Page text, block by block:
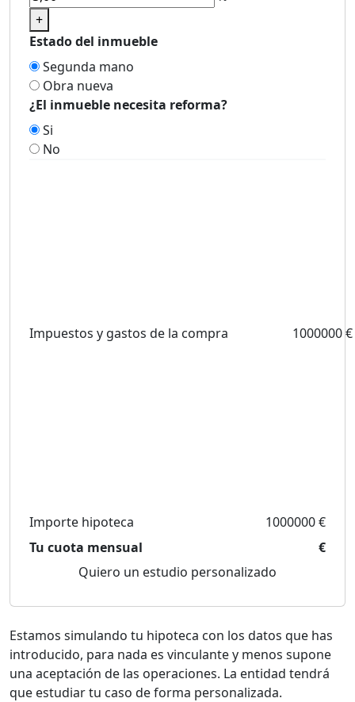
+
Estado del inmueble
Segunda mano
Obra nueva
¿El inmueble necesita reforma?
Si
No
Impuestos y gastos de la compra 1000000 €
Importe hipoteca
1000000 €
Tu cuota mensual
€
Quiero un estudio personalizado
Estamos simulando tu hipoteca con los datos que has
introducido, para nada es vinculante y menos supone
una aceptación de las operaciones. La entidad tendrá
que estudiar tu caso de forma personalizada.